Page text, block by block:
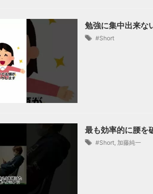
勉強に集中出来な
#Short
最も効率的に腰を
#Short 加藤純一